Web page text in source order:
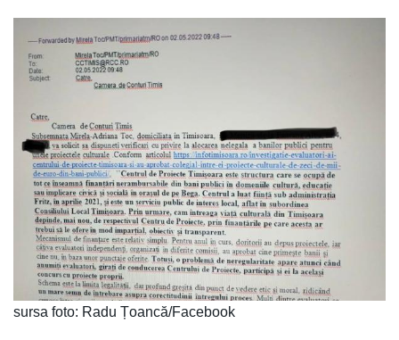
sursa foto: Radu Țoancă/Facebook